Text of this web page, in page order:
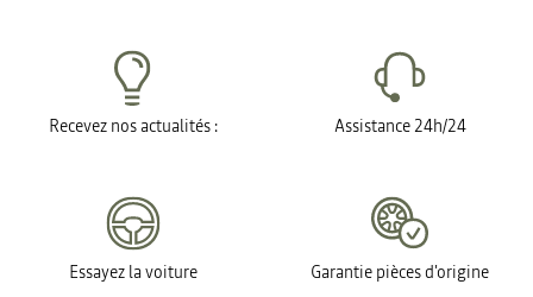
Recevez nos actualités : Assistance 24h/24
Essayez la voiture Garantie pièces d'origine